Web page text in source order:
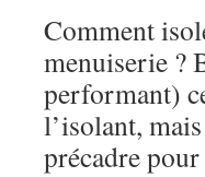
Comment
menuiserie ?
performant)
l’isolant,
précadre